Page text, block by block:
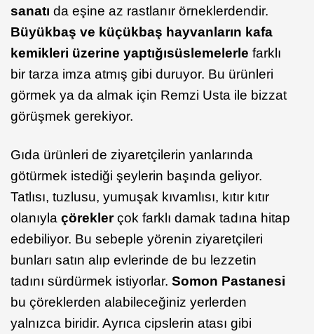
sanatı da eşine az rastlanır örneklerdendir.
Büyükbaş ve küçükbaş hayvanların kafa
kemikleri üzerine yaptığısüslemelerle farklı
bir tarza imza atmış gibi duruyor. Bu ürünleri
görmek ya da almak için Remzi Usta ile bizzat
görüşmek gerekiyor.
Gıda ürünleri de ziyaretçilerin yanlarında
götürmek istediği şeylerin başında geliyor.
Tatlısı, tuzlusu, yumuşak kıvamlısı, kıtır kıtır
olanıyla çöreklerçok farklı damak tadına hitap
edebiliyor. Bu sebeple yörenin ziyaretçileri
bunları satın alıp evlerinde de bu lezzetin
tadını sürdürmek istiyorlar. Somon Pastanesi
bu çöreklerden alabileceğiniz yerlerden
yalnızca biridir. Ayrıca cipslerin atası gibi